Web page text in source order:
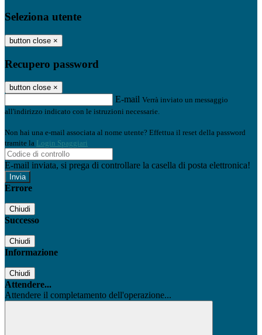
Seleziona utente
button close ×
Recupero password
button close ×
E-mail Verrà inviato un messaggio
all'indirizzo indicato con le istruzioni necessarie.
Non hai una e-mail associata al nome utente? Effettua il reset della password
tramite la Login Spaggiari
E-mail inviata, si prega di controllare la casella di posta elettronica!
Errore
Chiudi
Successo
Chiudi
Informazione
Chiudi
Attendere...
Attendere il completamento dell'operazione...